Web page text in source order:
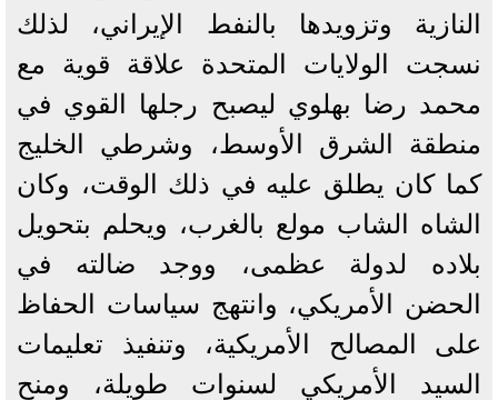
النازية وتزويدها بالنفط الإيراني، لذلك
نسجت الولايات المتحدة علاقة قوية مع
محمد رضا بهلوي ليصبح رجلها القوي في
منطقة الشرق الأوسط، وشرطي الخليج
كما كان يطلق عليه في ذلك الوقت، وكان
الشاه الشاب مولع بالغرب، ويحلم بتحويل
بلاده لدولة عظمى، ووجد ضالته في
الحضن الأمريكي، وانتهج سياسات الحفاظ
على المصالح الأمريكية، وتنفيذ تعليمات
السيد الأمريكي لسنوات طويلة، ومنح